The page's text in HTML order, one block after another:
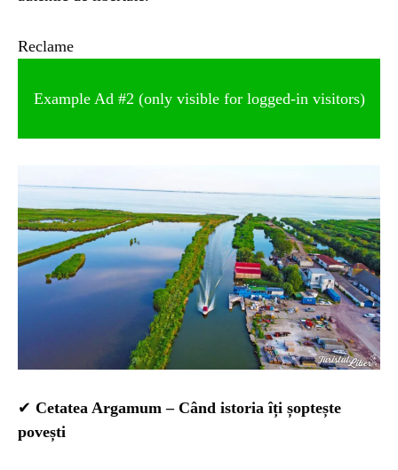
Reclame
Example Ad #2 (only visible for logged-in visitors)
✔ Cetatea Argamum – Când istoria îți șoptește
povești